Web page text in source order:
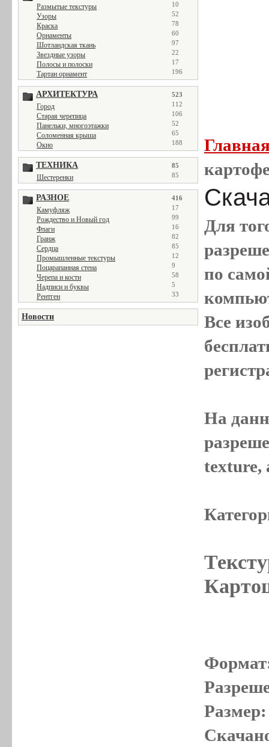
Размытые текстуры 10
Узоры 52
Краска 78
Орнаменты 60
Шотландская ткань 97
Звездные узоры 22
Полосы и полоски 17
Тартан орнамент 196
АРХИТЕКТУРА 523
Город 112
Старая черепица 106
Панельки, многоэтажки 52
Соломенная крыша 65
Окно 188
ТЕХНИКА 85
Шестеренки 85
РАЗНОЕ 416
Камуфляж 17
Рождество и Новый год 99
Флаги 16
Гранж 82
Сердца 85
Промышленные текстуры 12
Поцарапанная стена 9
Черепа и кости 58
Надписи и буквы 5
Рентген 33
Новости
Для
по
Все
На
texture,